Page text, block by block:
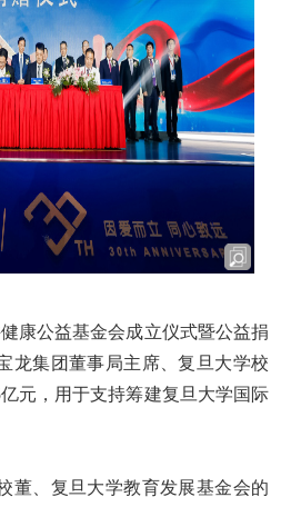
康公益基金会成立仪式暨公益捐
龙集团董事局主席、复旦大学校
亿元，用于支持筹建复旦大学国际
董、复旦大学教育发展基金会的